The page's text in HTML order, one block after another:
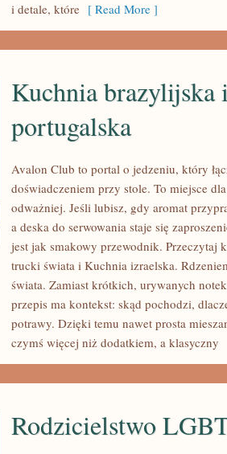
i detale, które [ Read More ]
BRAZYLIJSKA
Kuchnia brazylijska
portugalska
Avalon Club to portal o jedzeniu, który
doświadczeniem przy stole. To miejsce
odważniej. Jeśli lubisz, gdy aromat
a deska do serwowania staje się
jest jak smakowy przewodnik. Przeczytaj
trucki świata i Kuchnia izraelska.
świata. Zamiast krótkich, urywanych
przepis ma kontekst: skąd pochodzi,
potrawy. Dzięki temu nawet prosta
czymś więcej niż dodatkiem, a klasyczny
Rodzicielstwo